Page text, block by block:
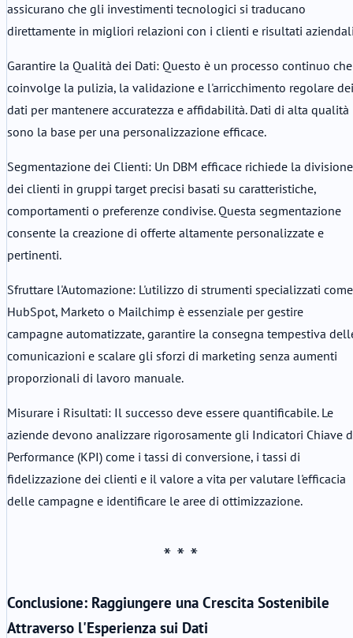
assicurano che gli investimenti tecnologici si traducano
direttamente in migliori relazioni con i clienti e risultati
Garantire la Qualità dei Dati: Questo è un processo continuo che
coinvolge la pulizia, la validazione e l'arricchimento regolare dei
dati per mantenere accuratezza e affidabilità. Dati di alta qualità
sono la base per una personalizzazione efficace.
Segmentazione dei Clienti: Un DBM efficace richiede la divisione
dei clienti in gruppi target precisi basati su caratteristiche,
comportamenti o preferenze condivise. Questa segmentazione
consente la creazione di offerte altamente personalizzate e
pertinenti.
Sfruttare l'Automazione: L'utilizzo di strumenti specializzati come
HubSpot, Marketo o Mailchimp è essenziale per gestire
campagne automatizzate, garantire la consegna tempestiva
comunicazioni e scalare gli sforzi di marketing senza aumenti
proporzionali di lavoro manuale.
Misurare i Risultati: Il successo deve essere quantificabile. Le
aziende devono analizzare rigorosamente gli Indicatori Chiave
Performance (KPI) come i tassi di conversione, i tassi di
fidelizzazione dei clienti e il valore a vita per valutare l'efficacia
delle campagne e identificare le aree di ottimizzazione.
Conclusione: Raggiungere una Crescita Sostenibile
Attraverso l'Esperienza sui Dati